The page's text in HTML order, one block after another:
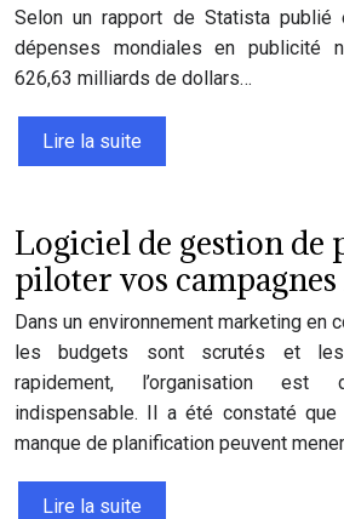
Selon un rapport de Statista publié
dépenses mondiales en publicité
626,63 milliards de dollars…
Lire la suite
Logiciel de gestion de
piloter vos
Dans un environnement marketing en
les budgets sont scrutés et les
rapidement, l’organisation
indispensable. Il a été constaté
manque de planification peuvent
Lire la suite